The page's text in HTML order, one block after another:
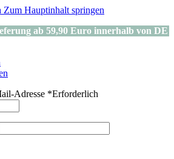
Zum Hauptinhalt springen
ab 59,90 Euro innerhalb von DE
Adresse *Erforderlich